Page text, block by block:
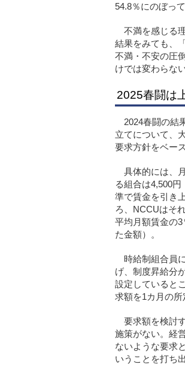
54.8％にのぼって
不満を感じる
結果をみても、
不満・不安の圧
けでは変わらな
2025春闘は
2024春闘の結
立てについて、
要求方針をベー
具体的には、
る組合は4,500
準で賃金を引き
ろ、NCCUはそ
平均月額賃金の
た金額）。
時給制組合員
げ、制度昇給分
設定していると
求額を1カ月の所
要求額を検討
施策がない。経
ないような要求
いうことを打ち